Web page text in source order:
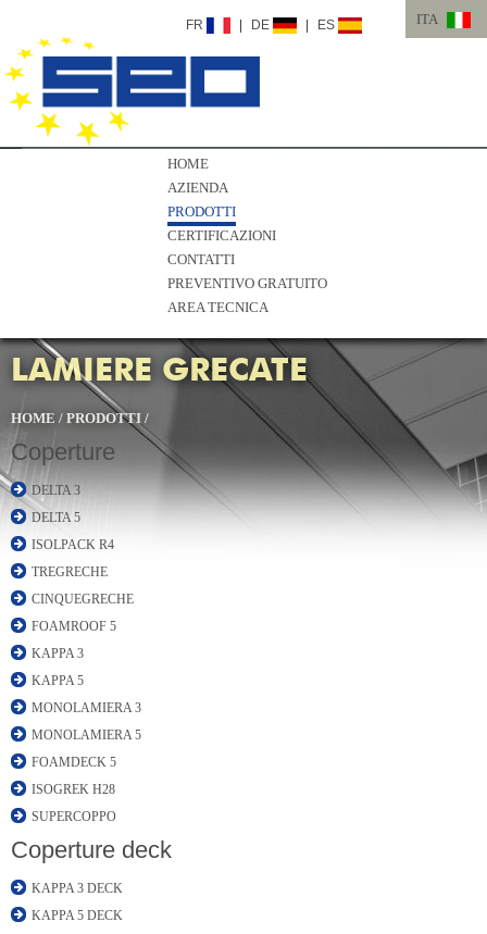
ITA
HOME
AZIENDA
PRODOTTI
CERTIFICAZIONI
CONTATTI
PREVENTIVO GRATUITO
AREA TECNICA
LAMIERE GRECATE
HOME / PRODOTTI /
Coperture
DELTA 3
DELTA 5
ISOLPACK R4
TREGRECHE
CINQUEGRECHE
FOAMROOF 5
KAPPA 3
KAPPA 5
MONOLAMIERA 3
MONOLAMIERA 5
FOAMDECK 5
ISOGREK H28
SUPERCOPPO
Coperture deck
KAPPA 3 DECK
KAPPA 5 DECK
FR DE ES